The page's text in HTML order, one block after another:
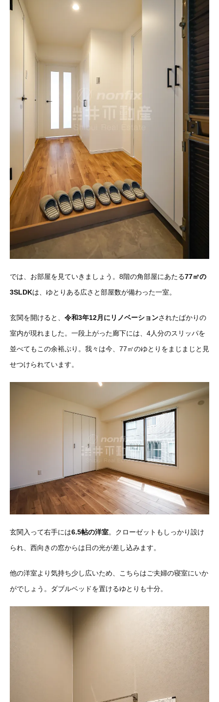
では、お部屋を見ていきましょう。8階の角部屋にあたる77㎡の
3SLDKは、ゆとりある広さと部屋数が備わった一室。
玄関を開けると、 令和3年12月にリノベーションされたばかりの
室内が現れました。一段上がった廊下には、4人分のスリッパを
並べてもこの余裕ぶり。我々は今、77㎡のゆとりをまじまじと見
せつけられています。
玄関入って右手には6.5帖の洋室。クローゼットもしっかり設け
られ、西向きの窓からは日の光が差し込みます。
他の洋室より気持ち少し広いため、こちらはご夫婦の寝室にいか
がでしょう。ダブルベッドを置けるゆとりも十分。